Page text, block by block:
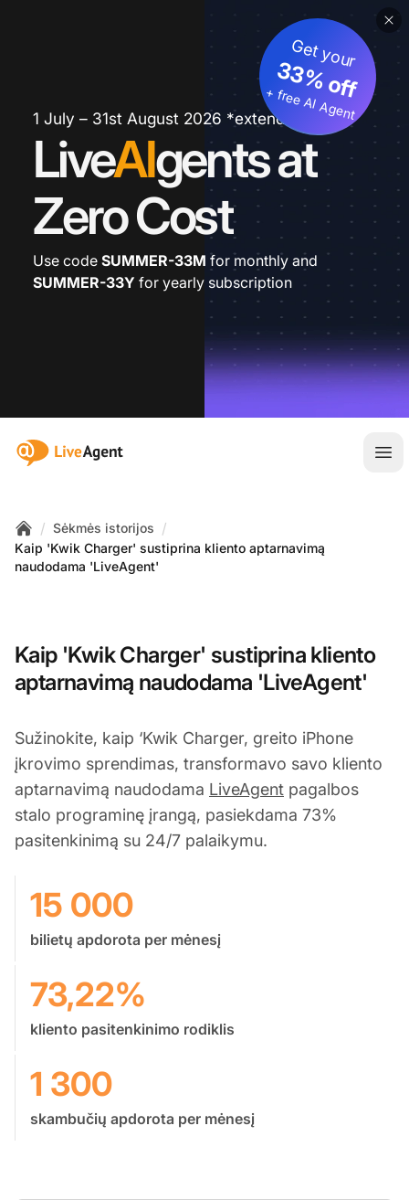
1 July – 31st August 2026 *extended
LiveAIgents at
Zero Cost
Get your
33% off
+ free AI Agent
Use code SUMMER-33M for monthly and
SUMMER-33Y for yearly subscription
:site.title
Home
/ Sėkmės istorijos /
Kaip 'Kwik Charger' sustiprina kliento aptarnavimą
naudodama 'LiveAgent'
Kaip 'Kwik Charger' sustiprina kliento
aptarnavimą naudodama 'LiveAgent'
Sužinokite, kaip ‘Kwik Charger, greito iPhone
įkrovimo sprendimas, transformavo savo kliento
aptarnavimą naudodama LiveAgent pagalbos
stalo programinę įrangą, pasiekdama 73%
pasitenkinimą su 24/7 palaikymu.
15 000
bilietų apdorota per mėnesį
73,22%
kliento pasitenkinimo rodiklis
1 300
skambučių apdorota per mėnesį